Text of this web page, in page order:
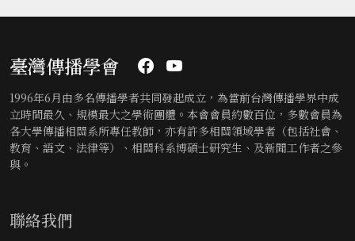
臺灣傳播學會
1996年6月由多名傳播學者共同發起成立，為當前台灣傳播學界中成
立時間最久、規模最大之學術團體。本會會員約數百位，多數會員為
各大學傳播相關系所專任教師，亦有許多相關領域學者（包括社會、
教育、語文、法律等）、相關科系博碩士研究生、及新聞工作者之參
與。
聯絡我們